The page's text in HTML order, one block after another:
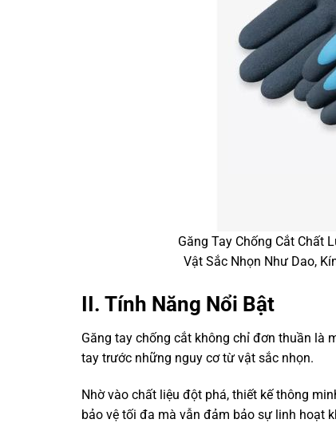
Găng Tay Chống Cắt Chất
Vật Sắc Nhọn Như Dao,
II. Tính Năng Nổi Bật
Găng tay chống cắt không chỉ đơn thuần là
tay trước những nguy cơ từ vật sắc nhọn.
Nhờ vào chất liệu đột phá, thiết kế thông
bảo vệ tối đa mà vẫn đảm bảo sự linh hoạt